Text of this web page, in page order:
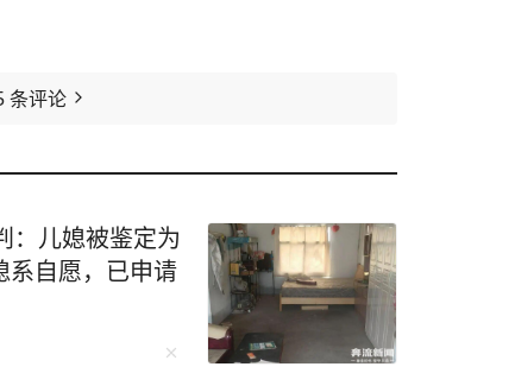
条评论
：儿媳被鉴定为
系自愿，已申请